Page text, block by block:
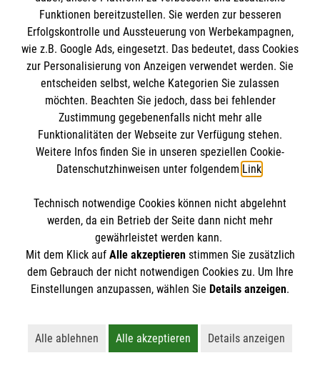
Erster Hilfe und im Umgang mit hilfsbedürftigen
Menschen ausgebildet. Sie kümmern sich an ihrer
Schule bei kleineren Verletzungen und Notfällen um
Patientinnen und Patienten und tragen
Verantwortung für die ihnen zur Verfügung
gestellten Räume, Geräte und Materialien. Der
Schulsanitätsdienst in Vechta unterstützt so die
Schulleitung in ihrer Verantwortung für die
Sicherheit der Schülerinnen, Schüler und Lehrkräfte.
näherbringen: Anpacken, gesellschaftliche
Verantwortung übernehmen, Zivilcourage zeigen
und vielleicht sogar Leben retten.
Malteser Vechta
Tel.04441 4013
Fax04441 9250328
Nachricht senden
Weitere Informationen zum Malteser
Schulsanitätsdienst
Funktionen bereitzustellen. Sie werden zur besseren
Erfolgskontrolle und Aussteuerung von Werbekampagnen,
wie z.B. Google Ads, eingesetzt. Das bedeutet, dass Cookies
zur Personalisierung von Anzeigen verwendet werden. Sie
entscheiden selbst, welche Kategorien Sie zulassen
möchten. Beachten Sie jedoch, dass bei fehlender
Zustimmung gegebenenfalls nicht mehr alle
Funktionalitäten der Webseite zur Verfügung stehen.
Weitere Infos finden Sie in unseren speziellen Cookie-
Datenschutzhinweisen unter folgendem Link.
Technisch notwendige Cookies können nicht abgelehnt
werden, da ein Betrieb der Seite dann nicht mehr
gewährleistet werden kann.
Mit dem Klick auf Alle akzeptierenstimmen Sie zusätzlich
dem Gebrauch der nicht notwendigen Cookies zu. Um Ihre
Einstellungen anzupassen, wählen Sie Details anzeigen.
Alle ablehnen
Lehnt alle nicht-essentiellen Cookies ab
Alle akzeptieren
Akzeptiert alle Cookies
Details anzeigen